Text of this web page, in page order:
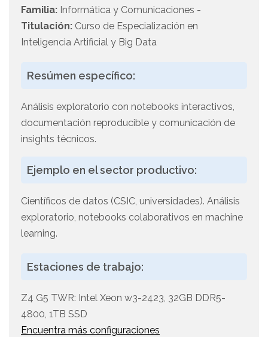
Familia: Informática y Comunicaciones -
Titulación: Curso de Especialización en
Inteligencia Artificial y Big Data
Resúmen específico:
Análisis exploratorio con notebooks interactivos,
documentación reproducible y comunicación de
insights técnicos.
Ejemplo en el sector productivo:
Científicos de datos (CSIC, universidades). Análisis
exploratorio, notebooks colaborativos en machine
learning.
Estaciones de trabajo:
Z4 G5 TWR: Intel Xeon w3-2423, 32GB DDR5-
4800, 1TB SSD
Encuentra más configuraciones